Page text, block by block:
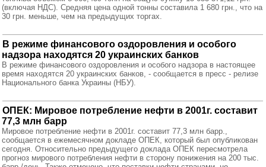
(включая НДС). Средняя цена одной тонны составила 1 680 грн., что на
30 грн. меньше, чем на предыдущих торгах.
В режиме финансового оздоровления и особого
надзора находятся 20 украинских банков
В режиме финансового оздоровления и особого надзора в настоящее
время находятся 20 украинских банков, - сообщается в пресс - релизе
Национального банка Украины (НБУ).
ОПЕК: Мировое потребление нефти в 2001г. составит
77,3 млн барр
Мировое потребление нефти в 2001г. составит 77,3 млн барр.,
сообщается в ежемесячном докладе ОПЕК, который был опубликован
сегодня. Относительно предыдущего доклада ОПЕК пересмотрела
прогноз мирового потребления нефти в сторону понижения на 200 тыс.